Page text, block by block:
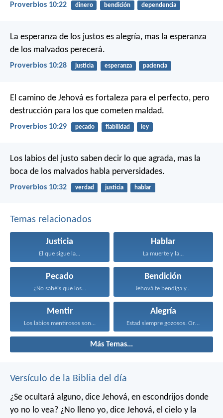
Proverbios 10:22 dinero bendición dependencia
La esperanza de los justos es alegría, mas la esperanza
de los malvados perecerá.
Proverbios 10:28 justicia esperanza paciencia
El camino de Jehová es fortaleza para el perfecto, pero
destrucción para los que cometen maldad.
Proverbios 10:29 pecado fiabilidad ley
Los labios del justo saben decir lo que agrada, mas la
boca de los malvados habla perversidades.
Proverbios 10:32 verdad justicia hablar
Temas relacionados
Justicia
El que sigue la...
Hablar
La muerte y la...
Pecado
¿No sabéis que los...
Bendición
Jehová te bendiga y...
Mentir
Los labios mentirosos son...
Alegría
Estad siempre gozosos. Orad...
Más Temas...
Versículo de la Biblia del día
¿Se ocultará alguno, dice Jehová, en escondrijos donde
yo no lo vea? ¿No lleno yo, dice Jehová, el cielo y la